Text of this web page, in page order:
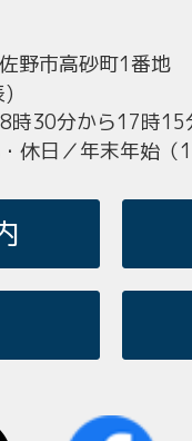
野市高砂町1番地
)
時30分から17時15
休日／年末年始